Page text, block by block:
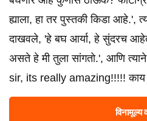
ह्याला, हा तर पुस्तकी किडा आहे.',
दाखवले, 'हे बघ आर्या, हे सुंदरच
असते हे मी तुला सांगतो.', आणि
sir, its really amazing!!!!! काय
विनामूल्य